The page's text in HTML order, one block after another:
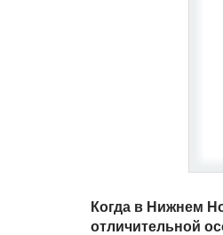
Когда в Нижнем
отличительной